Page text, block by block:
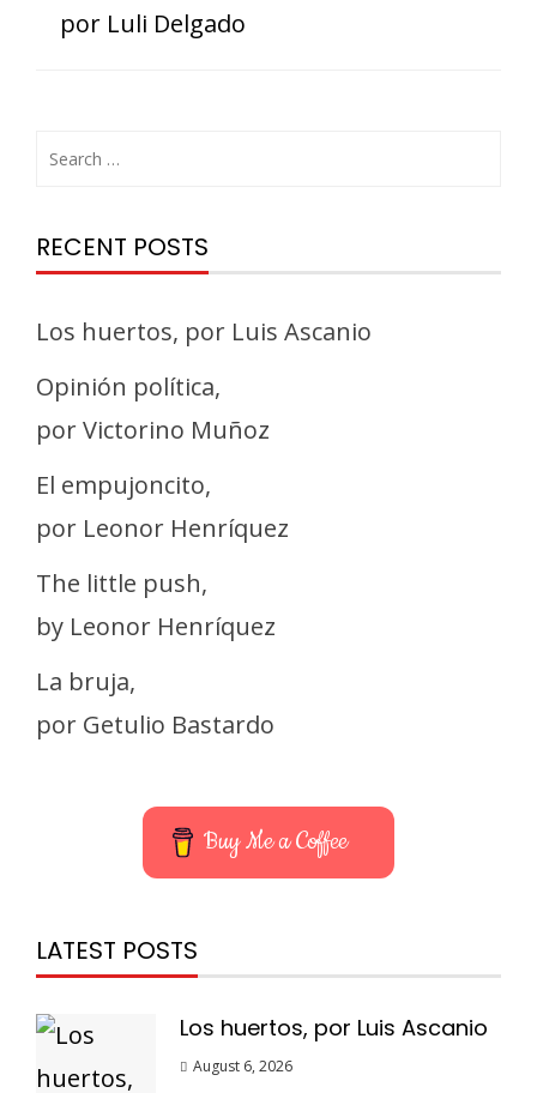
por Luli Delgado
RECENT POSTS
Los huertos, por Luis Ascanio
Opinión política,
por Victorino Muñoz
El empujoncito,
por Leonor Henríquez
The little push,
by Leonor Henríquez
La bruja,
por Getulio Bastardo
Buy Me a Coffee
LATEST POSTS
Los huertos, por Luis Ascanio
August 6, 2026